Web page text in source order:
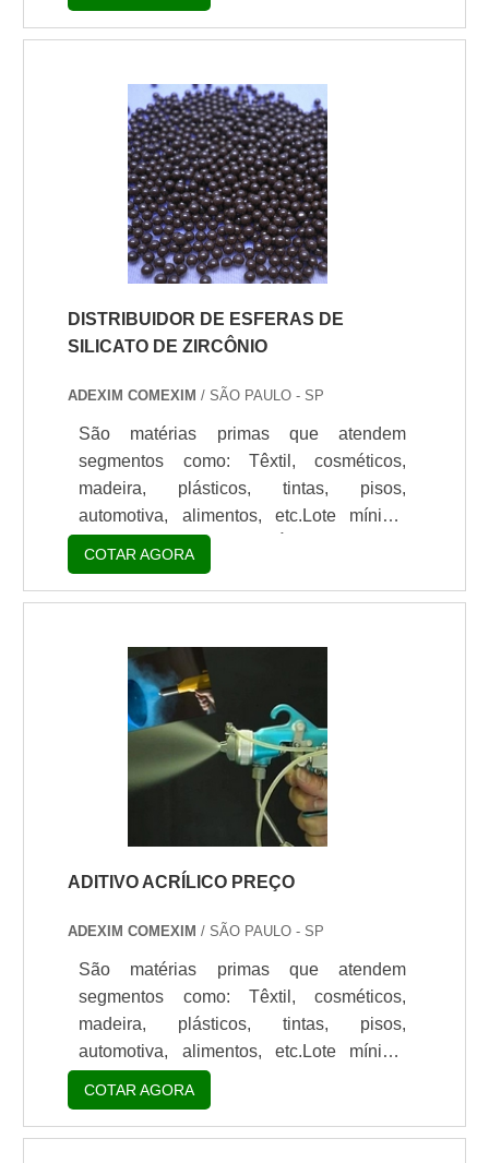
de madeira conta com uma excelente
qualidade e alta performance, oferecendo
aplicações. As linhas de resinas para
madeira são dispersas em água e atende
a vários mercados com alta eficiência.
São aplicados também em móveis e
revestimentos de madeira em
geral.INFORMAÇÕES ADICIONAIS
SOBRE.
DISTRIBUIDOR DE ESFERAS DE
SILICATO DE ZIRCÔNIO
ADEXIM COMEXIM / SÃO PAULO - SP
São matérias primas que atendem
segmentos como: Têxtil, cosméticos,
madeira, plásticos, tintas, pisos,
automotiva, alimentos, etc.Lote mínimo
de: 1 embalagem - 20kgÉ importante, na
hora de realizar uma compra, contar com
o melhor distribuidor de esferas de silicato
tipo de produto possui alta esfericidade o
que melhora a moagem reduzindo o atrito
e consumo de energia.As esferas de
silicato de zircônio são muitas vezes
preferidas em vez de esferas de vidro de.
COTAR AGORA
ADITIVO ACRÍLICO PREÇO
ADEXIM COMEXIM / SÃO PAULO - SP
São matérias primas que atendem
segmentos como: Têxtil, cosméticos,
madeira, plásticos, tintas, pisos,
automotiva, alimentos, etc.Lote mínimo
de: 1 embalagem - 20kgBusca pelo
aditivo acrílico?A Estron Chemical produz
uma extensa linha de aditivo acrílico
COTAR AGORA